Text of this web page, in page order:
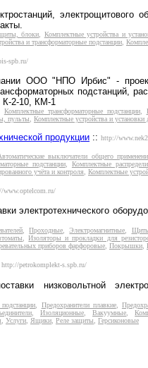
электрощитового
блоки
Комплектные устройства и
и трансформаторные подстанции
spb.ru/
ООО "НПО Ирбис" -
подстанций,
К-2-10, КМ-1
Комплектные трансформаторные подстанции,
пульты Комплектные устройства и
продукции :: http://
выключатели общего
подстанции, Комплектные
учёта и контроля Комплектные
www.optelcom.ru/
электротехнического
,Проходные,Электромагнитные,
,Изоляторы и прокладки для
приборов фарфоровые, Покрышки,
http://petrokomplekt-s.spb.ru/
низковольтной
Предохранители плавкие,
, Изоляционные,Вакуумные ,
Услуги Ящики Реле защиты Герсиконовые